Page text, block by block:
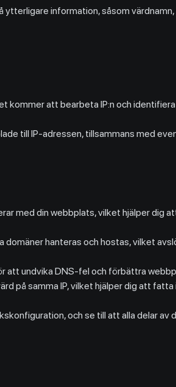
information, såsom värdnamn,
kommer att bearbeta IP:n och
till IP-adressen, tillsammans med
med din webbplats, vilket hjälper dig
hanteras och hostas, vilket
att undvika DNS-fel och förbättra
på samma IP, vilket hjälper dig att
och se till att alla delar av